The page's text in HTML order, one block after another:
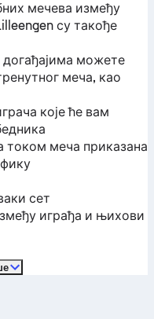
мечева између
су такође
можете
меча, као
које ће вам
током меча приказана
сет
играђа и њихови